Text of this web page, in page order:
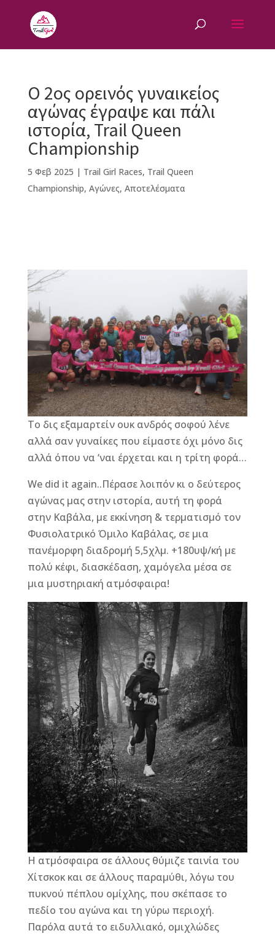
Ο 2ος ορεινός γυναικείος
αγώνας έγραψε και πάλι
ιστορία, Trail Queen
Championship
5 Φεβ 2025 | Trail Girl Races, Trail Queen
Championship, Αγώνες, Αποτελέσματα
a
c
e
b
o
o
k
n
g
e
r
l
r
te
r
e
st
Το δις εξαμαρτείν ουκ ανδρός σοφού λένε
αλλά σαν γυναίκες που είμαστε όχι μόνο δις
αλλά όπου να ‘ναι έρχεται και η τρίτη φορά…
We did it again..Πέρασε λοιπόν κι ο δεύτερος
αγώνας μας στην ιστορία, αυτή τη φορά
στην Καβάλα, με εκκίνηση & τερματισμό τον
Φυσιολατρικό Όμιλο Καβάλας, σε μια
πανέμορφη διαδρομή 5,5χλμ. +180υψ/κή με
πολύ κέφι, διασκέδαση, χαμόγελα μέσα σε
μια μυστηριακή ατμόσφαιρα!
Η ατμόσφαιρα σε άλλους θύμιζε ταινία του
Χίτσκοκ και σε άλλους παραμύθι, λόγω του
πυκνού πέπλου ομίχλης, που σκέπασε το
πεδίο του αγώνα και τη γύρω περιοχή.
Παρόλα αυτά το ειδυλλιακό, ομιχλώδες